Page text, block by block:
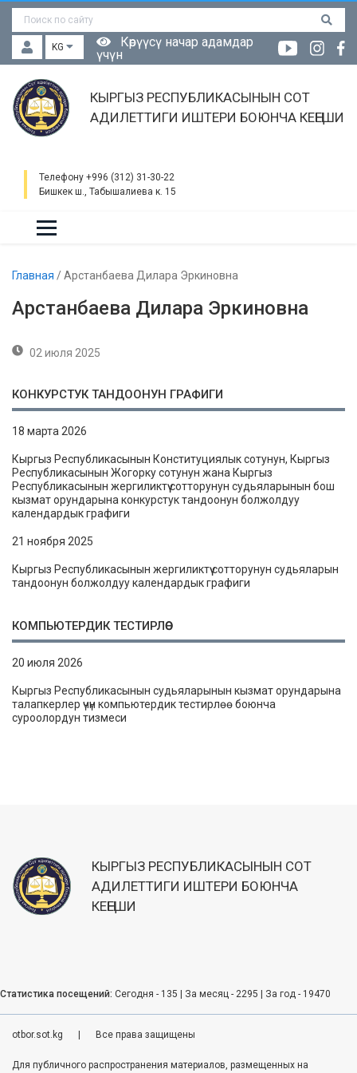
KG
Көрүүсү начар адамдар
үчүн
КЫРГЫЗ РЕСПУБЛИКАСЫНЫН СОТ
АДИЛЕТТИГИ ИШТЕРИ БОЮНЧА КЕҢЕШИ
Телефону +996 (312) 31-30-22
Бишкек ш., Табышалиева к. 15
Главная /Арстанбаева Дилара Эркиновна
Арстанбаева Дилара Эркиновна
02 июля 2025
КОНКУРСТУК ТАНДООНУН ГРАФИГИ
18 марта 2026
Кыргыз Республикасынын Конституциялык сотунун, Кыргыз
Республикасынын Жогорку сотунун жана Кыргыз
Республикасынын жергиликтүү сотторунун судьяларынын бош
кызмат орундарына конкурстук тандоонун болжолдуу
календардык графиги
21 ноября 2025
Кыргыз Республикасынын жергиликтүү сотторунун судьяларын
тандоонун болжолдуу календардык графиги
КОМПЬЮТЕРДИК ТЕСТИРЛӨӨ
20 июля 2026
Кыргыз Республикасынын судьяларынын кызмат орундарына
талапкерлер үчүн компьютердик тестирлөө боюнча
суроолордун тизмеси
КЫРГЫЗ РЕСПУБЛИКАСЫНЫН СОТ
АДИЛЕТТИГИ ИШТЕРИ БОЮНЧА
КЕҢЕШИ
Статистика посещений: Сегодня - 135 | За месяц - 2295 | За год - 19470
otbor.sot.kg Все права защищены
Для публичного распространения материалов, размещенных на